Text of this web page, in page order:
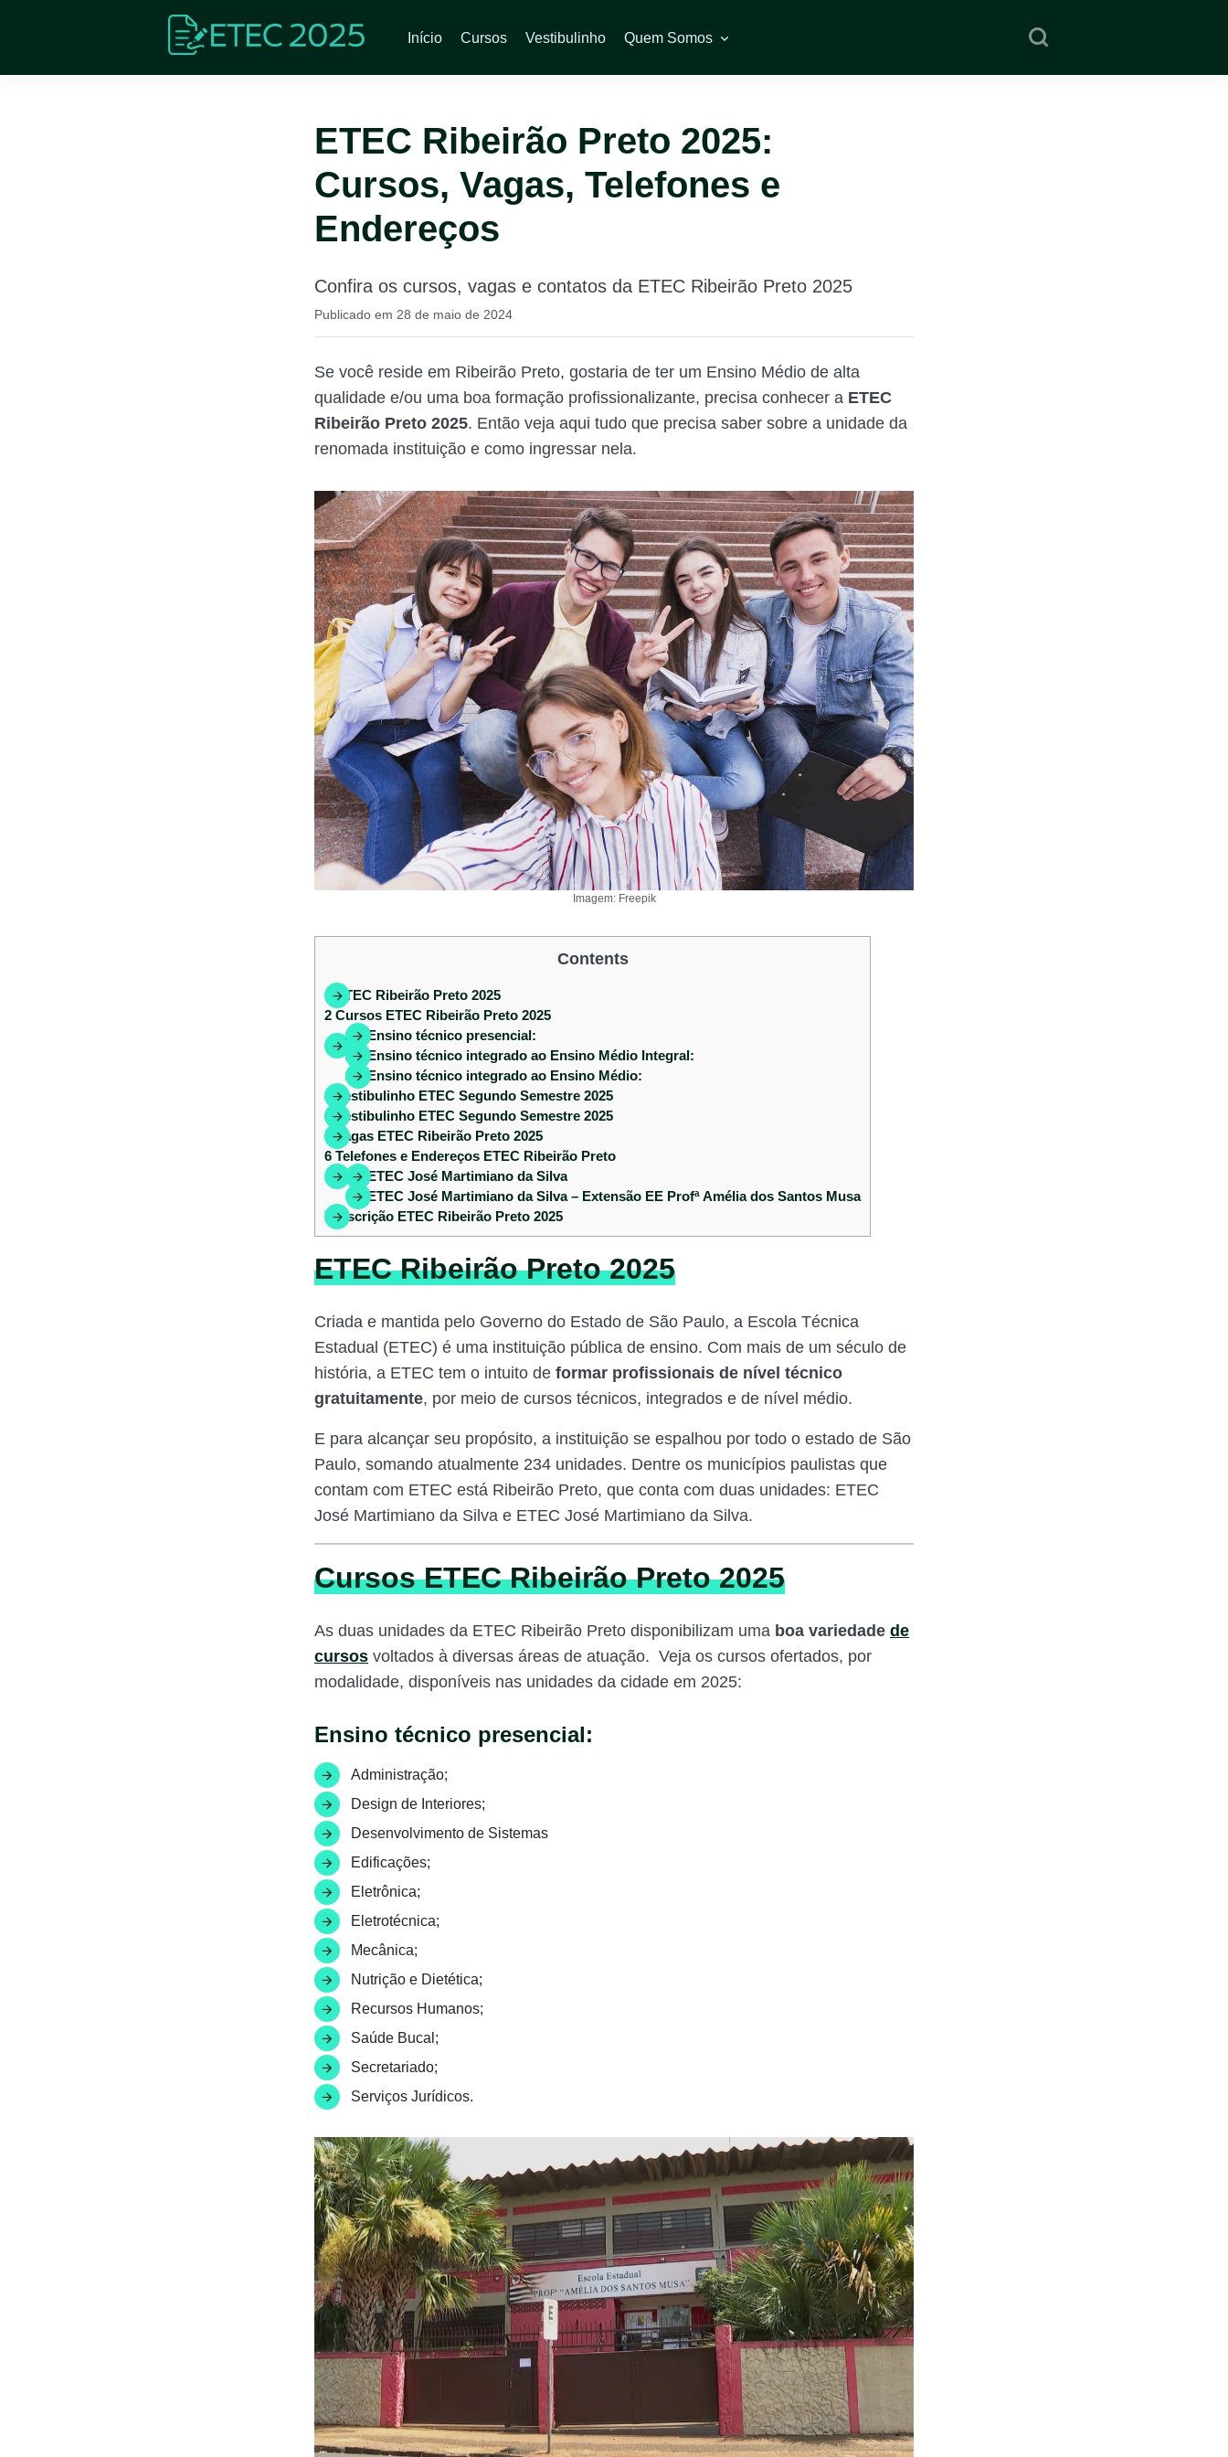
Início Cursos Vestibulinho Quem Somos
ETEC Ribeirão Preto 2025:
Cursos, Vagas, Telefones e
Endereços
Confira os cursos, vagas e contatos da ETEC Ribeirão Preto 2025
Publicado em 28 de maio de 2024
Se você reside em Ribeirão Preto, gostaria de ter um Ensino Médio de alta
qualidade e/ou uma boa formação profissionalizante, precisa conhecer a ETEC
Ribeirão Preto 2025. Então veja aqui tudo que precisa saber sobre a unidade da
renomada instituição e como ingressar nela.
Imagem: Freepik
Contents
1 ETEC Ribeirão Preto 2025
2 Cursos ETEC Ribeirão Preto 2025
2.1 Ensino técnico presencial:
2.2 Ensino técnico integrado ao Ensino Médio Integral:
2.3 Ensino técnico integrado ao Ensino Médio:
3 Vestibulinho ETEC Segundo Semestre 2025
4 Vestibulinho ETEC Segundo Semestre 2025
5 Vagas ETEC Ribeirão Preto 2025
6 Telefones e Endereços ETEC Ribeirão Preto
6.1 ETEC José Martimiano da Silva
6.2 ETEC José Martimiano da Silva – Extensão EE Profª Amélia dos Santos Musa
7 Inscrição ETEC Ribeirão Preto 2025
ETEC Ribeirão Preto 2025
Criada e mantida pelo Governo do Estado de São Paulo, a Escola Técnica
Estadual (ETEC) é uma instituição pública de ensino. Com mais de um século de
história, a ETEC tem o intuito de formar profissionais de nível técnico
gratuitamente, por meio de cursos técnicos, integrados e de nível médio.
E para alcançar seu propósito, a instituição se espalhou por todo o estado de São
Paulo, somando atualmente 234 unidades. Dentre os municípios paulistas que
contam com ETEC está Ribeirão Preto, que conta com duas unidades: ETEC
José Martimiano da Silva e ETEC José Martimiano da Silva.
Cursos ETEC Ribeirão Preto 2025
As duas unidades da ETEC Ribeirão Preto disponibilizam uma boa variedade de
cursos voltados à diversas áreas de atuação. Veja os cursos ofertados, por
modalidade, disponíveis nas unidades da cidade em 2025:
Ensino técnico presencial:
Administração;
Design de Interiores;
Desenvolvimento de Sistemas
Edificações;
Eletrônica;
Eletrotécnica;
Mecânica;
Nutrição e Dietética;
Recursos Humanos;
Saúde Bucal;
Secretariado;
Serviços Jurídicos.